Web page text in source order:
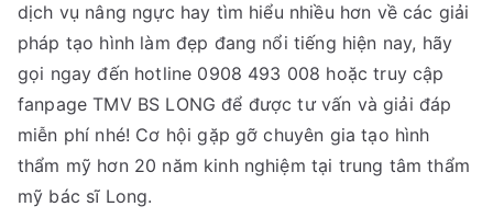
dịch vụ nâng ngực hay tìm hiểu nhiều hơn về các giải
pháp tạo hình làm đẹp đang nổi tiếng hiện nay, hãy
gọi ngay đến hotline 0908 493 008 hoặc truy cập
fanpage TMV BS LONG để được tư vấn và giải đáp
miễn phí nhé! Cơ hội gặp gỡ chuyên gia tạo hình
thẩm mỹ hơn 20 năm kinh nghiệm tại trung tâm thẩm
mỹ bác sĩ Long.